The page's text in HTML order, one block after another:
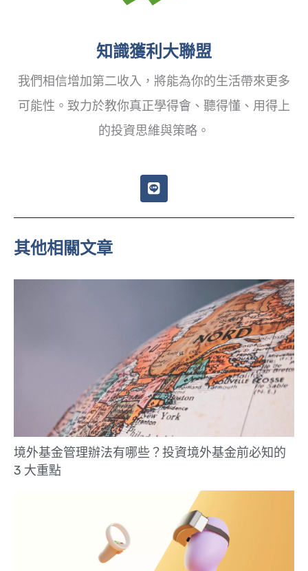
知識獲利大聯盟
我們相信增加第二收入，將能為你的生活帶來更多
可能性。致力於教你真正學得會、聽得懂、用得上
的投資思維與策略。
L
i
e
其他相關文章
境外基金管理辦法有哪些？投資境外基金前必知的
3 大重點